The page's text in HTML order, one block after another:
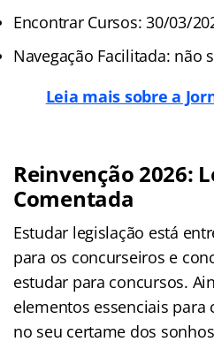
Encontrar Cursos: 30/03/
Navegação Facilitada: não
Leia mais sobre a
Reinvenção 2026:
Comentada
Estudar legislação está
para os concurseiros e
estudar para concursos.
elementos essenciais para
no seu certame dos